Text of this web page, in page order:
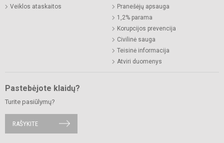
Veiklos ataskaitos
Pranešėjų apsauga
1,2% parama
Korupcijos prevencija
Civilinė sauga
Teisinė informacija
Atviri duomenys
Pastebėjote klaidų?
Turite pasiūlymų?
RAŠYKITE